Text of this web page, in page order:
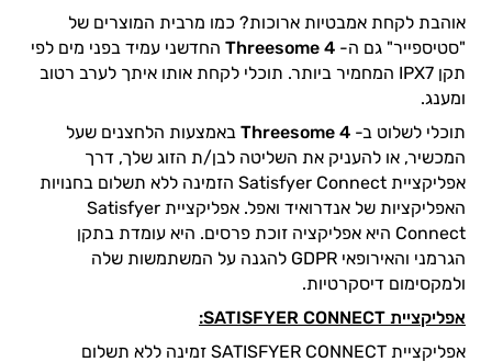
אוהבת לקחת אמבטיות ארוכות? כמו מרבית המוצרים של
"סטיספייר" גם ה- Threesome 4 החדשני עמיד בפני מים לפי
תקן IPX7 המחמיר ביותר. תוכלי לקחת אותו איתך לערב רטוב
ומענג.
תוכלי לשלוט ב- Threesome 4 באמצעות הלחצנים שעל
המכשיר, או להעניק את השליטה לבן/ת הזוג שלך, דרך
אפליקציית Satisfyer Connect הזמינה ללא תשלום בחנויות
האפליקציות של אנדרואיד ואפל. אפליקציית Satisfyer
Connect היא אפליקציה זוכת פרסים. היא עומדת בתקן
הגרמני והאירופאי GDPR להגנה על המשתמשות שלה
ולמקסימום דיסקרטיות.
אפליקציית SATISFYER CONNECT:
אפליקציית SATISFYER CONNECT זמינה ללא תשלום